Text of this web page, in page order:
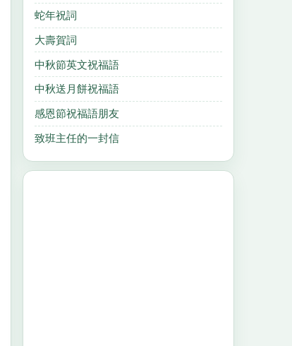
蛇年祝詞
大壽賀詞
中秋節英文祝福語
中秋送月餅祝福語
感恩節祝福語朋友
致班主任的一封信